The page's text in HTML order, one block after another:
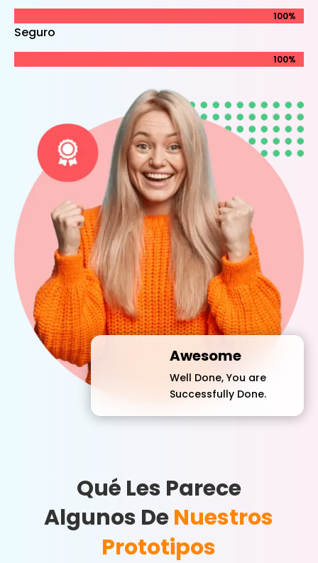
100%
100%
Seguro
100%
100%
Awesome
Well Done, You are
Successfully Done.
Qué Les Parece
Algunos DeNuestros
Prototipos